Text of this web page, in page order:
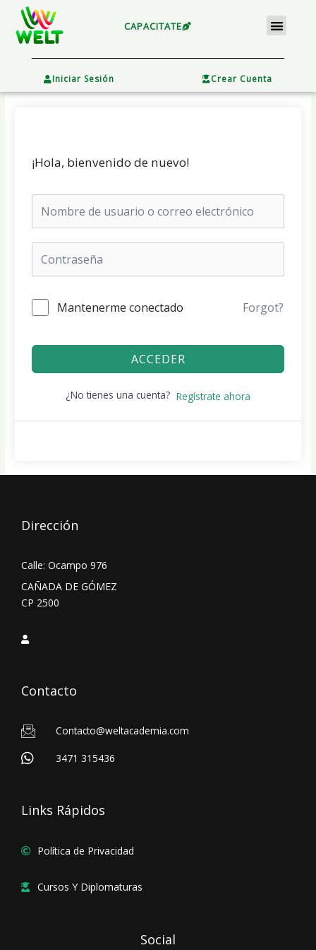
contenido
CAPACITATE Menu
Iniciar Sesión Crear Cuenta
¡Hola, bienvenido de nuevo!
Mantenerme conectado Forgot?
ACCEDER
¿No tienes una cuenta? Regístrate ahora
Dirección
Calle: Ocampo 976
CAÑADA DE GÓMEZ
CP 2500
Contacto
Contacto@weltacademia.com
3471 315436
Links Rápidos
Política de Privacidad
Cursos Y Diplomaturas
Social